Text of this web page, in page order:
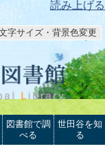
読み上げる
字サイズ・背景色変更
図書館で調
べる
世田谷を知
る